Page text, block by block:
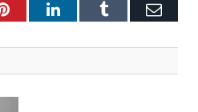
PinterestLinkedInTumblr E-